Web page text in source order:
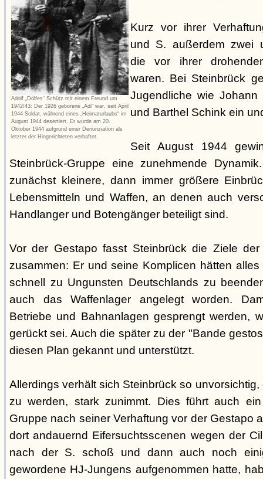
Adolf „Dölfes“ Schütz mit einem Freund um
1942/43: Der 1926 geborene „Adi“ war, seit April
1944 Soldat, während eines „Heimaturlaubs“ im
August 1944 desertiert. Er wurde am 20.
Oktober 1944 aufgrund einer Denunziation als
letzter der Hingerichteten verhaftet.
Kurz vor ihrer
und S. außerdem zwei
die vor ihrer
waren. Bei Steinbrück
Jugendliche wie Johann
und Barthel Schink ein
Seit August 1944
Steinbrück-Gruppe eine zunehmende
zunächst kleinere, dann immer größere
Lebensmitteln und Waffen, an denen auch
Handlanger und Botengänger beteiligt sind.
Vor der Gestapo fasst Steinbrück die Ziele der
zusammen: Er und seine Komplicen hätten
schnell zu Ungunsten Deutschlands zu
auch das Waffenlager angelegt worden.
Betriebe und Bahnanlagen gesprengt werden,
gerückt sei. Auch die später zu der "Bande
diesen Plan gekannt und unterstützt.
Allerdings verhält sich Steinbrück so
zu werden, stark zunimmt. Dies führt auch
Gruppe nach seiner Verhaftung vor der Gestapo
dort andauernd Eifersuchtsscenen wegen der
nach der S. schoß und dann auch noch
gewordene HJ-Jungens aufgenommen hatte,